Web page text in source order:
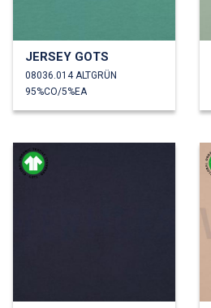
JERSEY GOTS
08036.014 ALTGRÜN
95%CO/5%EA